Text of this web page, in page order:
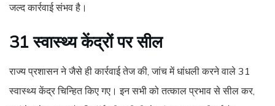
जल्द कार्रवाई संभव है।
31 स्वास्थ्य केंद्रों पर सील
राज्य प्रशासन ने जैसे ही कार्रवाई तेज की, जांच में धांधली करने वाले 31
स्वास्थ्य केंद्र चिन्हित किए गए। इन सभी को तत्काल प्रभाव से सील कर,